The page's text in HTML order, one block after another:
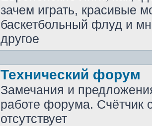
зачем играть, красивые
баскетбольный флуд и
другое
Технический форум
Замечания и
работе форума. Счётчик
отсутствует